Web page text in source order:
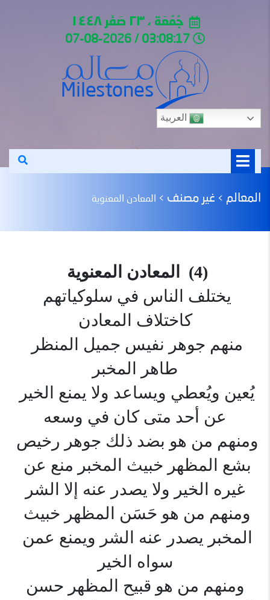
جُمُعَة ، ٢٣ صَفَر ١٤٤٨
العربية
المعالم > غير مصنف > المعادن المعنوية
(4)
المعادن المعنوية
يختلف الناس في سلوكياتهم
كاختلاف المعادن
منهم جوهر نفيس جميل المنظر
طاهر المخبر
يُعين ويُعطي ويساعد ولا يمنع الخير
عن أحد متى كان في وسعه
ومنهم من هو بضد ذلك جوهر رخيص
بشع المظهر خبيث المخبر منع عن
غيره الخير ولا يصدر عنه إلا الشر
ومنهم من هو حَسَن المظهر خبيث
المخبر يصدر عنه الشر ويمنع عمن
سواه الخير
ومنهم من هو قبيح المظهر حسن